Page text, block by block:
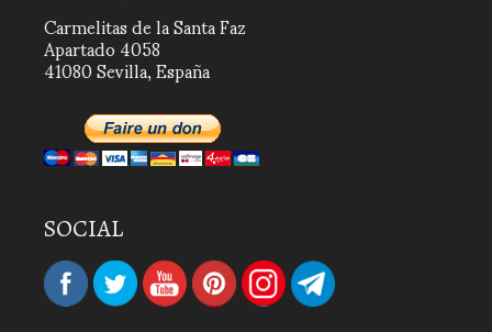
Carmelitas de la Santa Faz
Apartado 4058
41080 Sevilla, España
SOCIAL